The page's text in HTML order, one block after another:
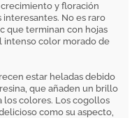
y floración
No es raro
que terminan con hojas
intenso color morado de
estar heladas debido
que añaden un brillo
los colores. Los cogollos
como su aspecto,